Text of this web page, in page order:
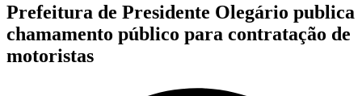
Prefeitura de Presidente Olegário publica
chamamento público para contratação de
motoristas